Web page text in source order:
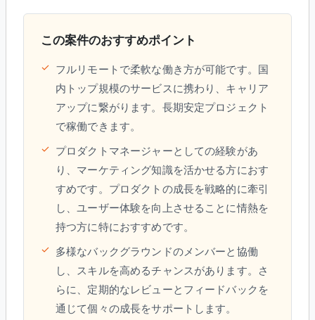
この案件のおすすめポイント
✓ フルリモートで柔軟な働き方が可能です。国
内トップ規模のサービスに携わり、キャリア
アップに繋がります。長期安定プロジェクト
で稼働できます。
✓ プロダクトマネージャーとしての経験があ
り、マーケティング知識を活かせる方におす
すめです。プロダクトの成長を戦略的に牽引
し、ユーザー体験を向上させることに情熱を
持つ方に特におすすめです。
✓ 多様なバックグラウンドのメンバーと協働
し、スキルを高めるチャンスがあります。さ
らに、定期的なレビューとフィードバックを
通じて個々の成長をサポートします。